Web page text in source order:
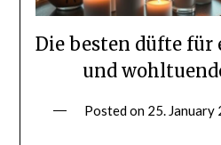
Die besten düfte
und
Posted on 25. January